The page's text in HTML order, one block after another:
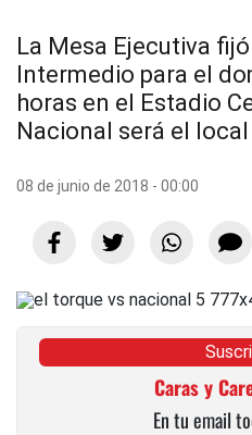
La Mesa Ejecutiva
Intermedio para el
horas en el Estadio
Nacional será el
08 de junio de 2018 - 00:00
Caras y
En tu email